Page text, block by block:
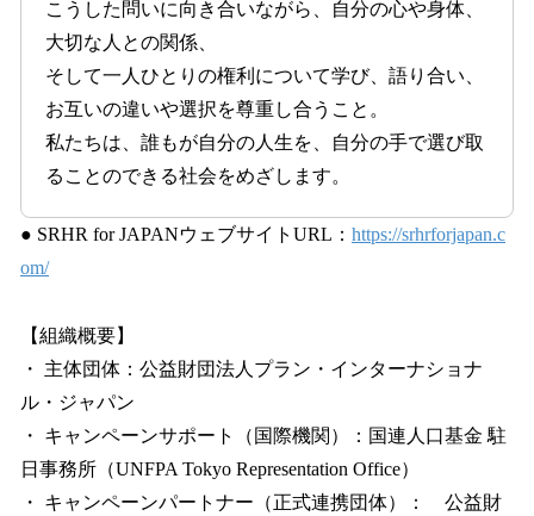
こうした問いに向き合いながら、自分の心や身体、
大切な人との関係、
そして一人ひとりの権利について学び、語り合い、
お互いの違いや選択を尊重し合うこと。
私たちは、誰もが自分の人生を、自分の手で選び取
ることのできる社会をめざします。
● SRHR for JAPANウェブサイトURL： https://srhrforjapan.c
om/
【組織概要】
・ 主体団体：公益財団法人プラン・インターナショナ
ル・ジャパン
・ キャンペーンサポート（国際機関）：国連人口基金 駐
日事務所（UNFPA Tokyo Representation Office）
・ キャンペーンパートナー（正式連携団体）： 公益財